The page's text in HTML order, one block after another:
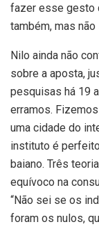
fazer esse gesto
também, mas
Nilo ainda não
sobre a aposta,
pesquisas há 19
erramos.
uma cidade do
instituto é
baiano. Três
equívoco na
“Não sei se os
foram os nulos,